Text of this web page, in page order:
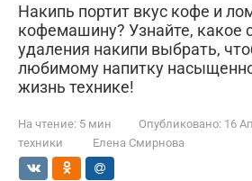
Накипь портит вкус кофе и
кофемашину? Узнайте, какое
удаления накипи выбрать,
любимому напитку
жизнь технике!
На чтение: 5 мин Опубликовано: 16
техники
Елена Смирнова